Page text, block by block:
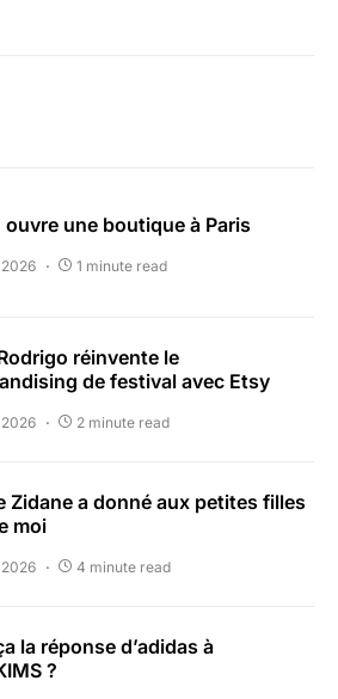
ouvre une boutique à Paris
1 minute read
réinvente le
de festival avec Etsy
2 minute read
Zidane a donné aux petites filles
moi
4 minute read
la réponse d’adidas à
?